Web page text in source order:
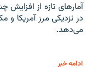
آمارهای تازه از
در نزدیکی مرز آمریکا
می‌دهد.
ادامه خبر